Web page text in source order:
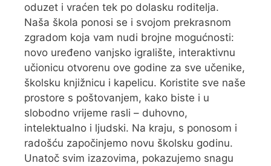
oduzet i vraćen tek po dolasku roditelja.
Naša škola ponosi se i svojom prekrasnom
zgradom koja vam nudi brojne mogućnosti:
novo uređeno vanjsko igralište, interaktivnu
učionicu otvorenu ove godine za sve učenike,
školsku knjižnicu i kapelicu. Koristite sve naše
prostore s poštovanjem, kako biste i u
slobodno vrijeme rasli – duhovno,
intelektualno i ljudski. Na kraju, s ponosom i
radošću započinjemo novu školsku godinu.
Unatoč svim izazovima, pokazujemo snagu